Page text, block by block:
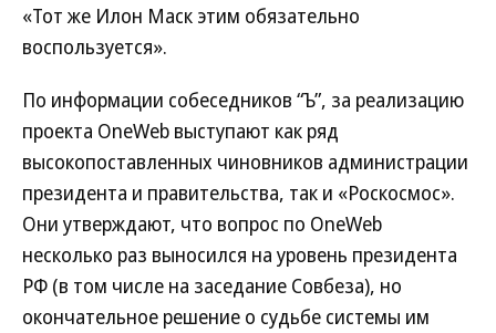
«Тот же Илон Маск этим обязательно
воспользуется».
По информации собеседников “Ъ”, за реализацию
проекта OneWeb выступают как ряд
высокопоставленных чиновников администрации
президента и правительства, так и «Роскосмос».
Они утверждают, что вопрос по OneWeb
несколько раз выносился на уровень президента
РФ (в том числе на заседание Совбеза), но
окончательное решение о судьбе системы им